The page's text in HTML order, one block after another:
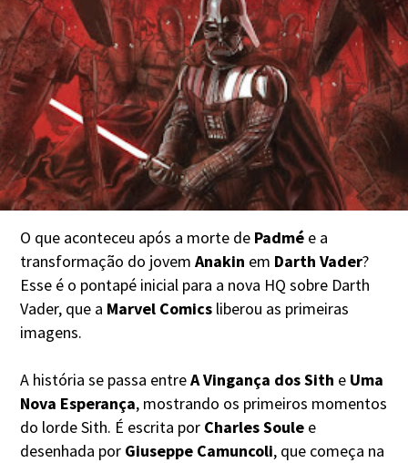
O que aconteceu após a morte de Padmé e a
transformação do jovemAnakin em Darth Vader?
Esse é o pontapé inicial para a nova HQ sobre Darth
Vader, que a Marvel Comics liberou as primeiras
imagens.
A história se passa entreA Vingança dos Sith e Uma
Nova Esperança, mostrando os primeiros momentos
do lorde Sith. É escrita por Charles Soule e
desenhada por Giuseppe Camuncoli, que começa na